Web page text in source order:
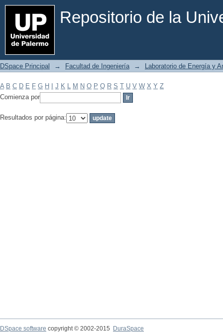
Repositorio de la
Filtrar por: Materia
DSpace Principal → Facultad de Ingeniería → Laboratorio de Energía y
A B C D E F G H J K L M N O P Q R S T U V W X Y Z
Comienza por
Resultados por página:
DSpace software copyright © 2002-2015
DuraSpace